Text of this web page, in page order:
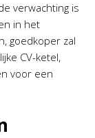
verwachting is
in het
goedkoper zal
CV-ketel,
voor een